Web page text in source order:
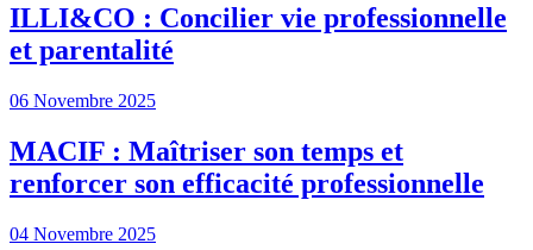
ILLI&CO : Concilier vie professionnelle
et parentalité
06 Novembre 2025
MACIF : Maîtriser son temps et
renforcer son efficacité professionnelle
04 Novembre 2025